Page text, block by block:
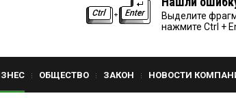
Выделите
нажмите Ctrl +
ОБЩЕСТВО ЗАКОН НОВОСТИ